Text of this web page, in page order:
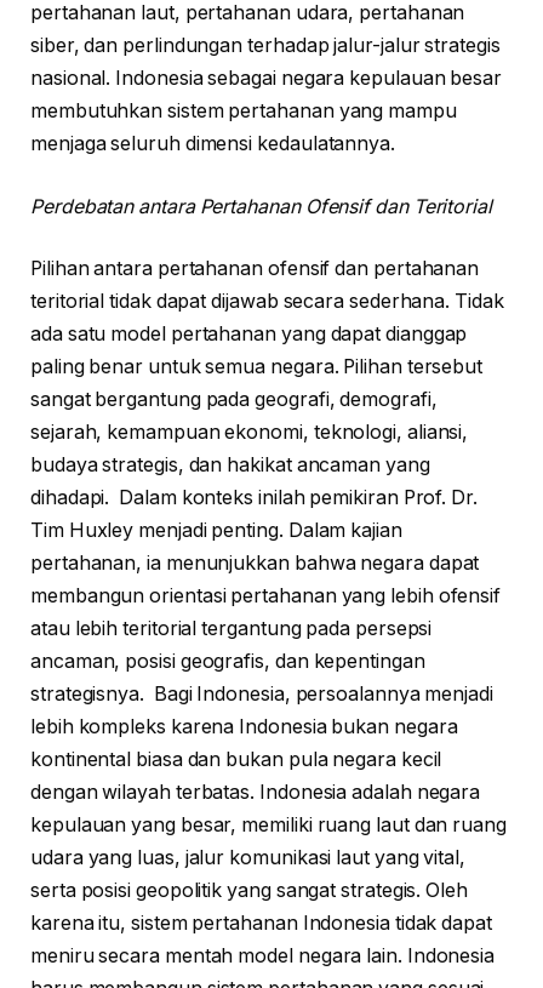
pertahanan laut, pertahanan udara, pertahanan
siber, dan perlindungan terhadap jalur-jalur strategis
nasional. Indonesia sebagai negara kepulauan besar
membutuhkan sistem pertahanan yang mampu
menjaga seluruh dimensi kedaulatannya.
Perdebatan antara Pertahanan Ofensif dan Teritorial
Pilihan antara pertahanan ofensif dan pertahanan
teritorial tidak dapat dijawab secara sederhana. Tidak
ada satu model pertahanan yang dapat dianggap
paling benar untuk semua negara. Pilihan tersebut
sangat bergantung pada geografi, demografi,
sejarah, kemampuan ekonomi, teknologi, aliansi,
budaya strategis, dan hakikat ancaman yang
dihadapi. Dalam konteks inilah pemikiran Prof. Dr.
Tim Huxley menjadi penting. Dalam kajian
pertahanan, ia menunjukkan bahwa negara dapat
membangun orientasi pertahanan yang lebih ofensif
atau lebih teritorial tergantung pada persepsi
ancaman, posisi geografis, dan kepentingan
strategisnya. Bagi Indonesia, persoalannya menjadi
lebih kompleks karena Indonesia bukan negara
kontinental biasa dan bukan pula negara kecil
dengan wilayah terbatas. Indonesia adalah negara
kepulauan yang besar, memiliki ruang laut dan ruang
udara yang luas, jalur komunikasi laut yang vital,
serta posisi geopolitik yang sangat strategis. Oleh
karena itu, sistem pertahanan Indonesia tidak dapat
meniru secara mentah model negara lain. Indonesia